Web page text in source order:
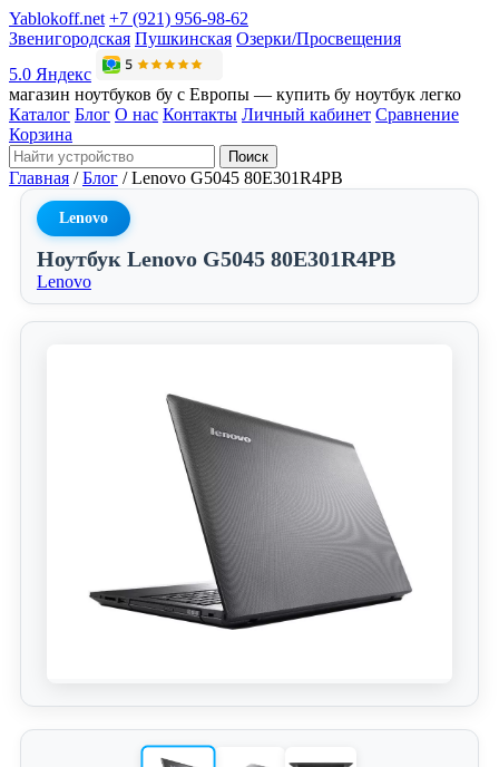
Yablokoff.net +7 (921) 956-98-62
Звенигородская Пушкинская Озерки/Просвещения
5.0 Яндекс
магазин ноутбуков бу с Европы — купить бу ноутбук легко
Каталог Блог О нас Контакты Личный кабинет Сравнение
Корзина
Поиск
Главная / Блог / Lenovo G5045 80E301R4PB
Lenovo
Ноутбук Lenovo G5045 80E301R4PB
Lenovo